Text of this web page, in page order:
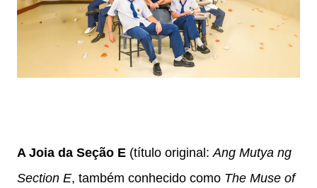
A Joia da Seção E (título original: Ang Mutya ng
Section E, também conhecido como The Muse of